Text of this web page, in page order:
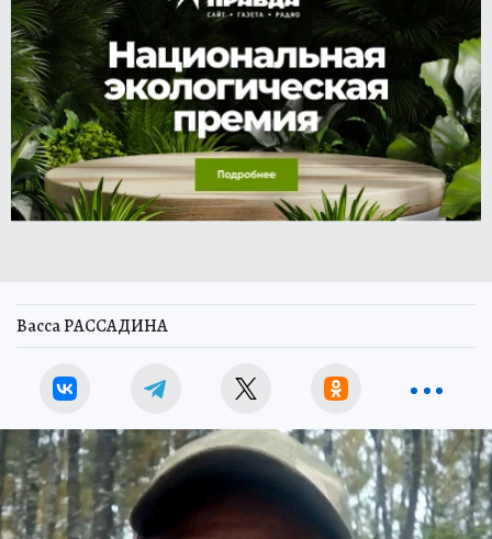
Васса РАССАДИНА